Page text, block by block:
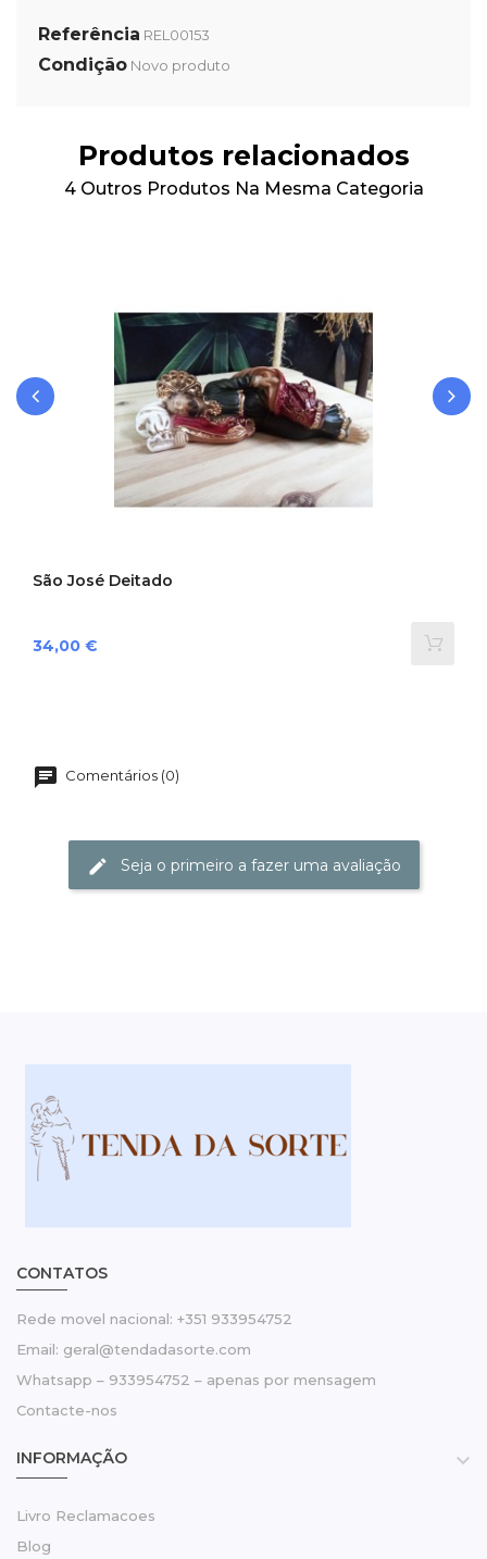
Referência REL00153
Condição Novo produto
Produtos relacionados
4 Outros Produtos Na Mesma Categoria
São José Deitado
Preço
34,00 €
Comentários (0)
Seja o primeiro a fazer uma avaliação
CONTATOS
Rede movel nacional: +351 933954752
Email: geral@tendadasorte.com
Whatsapp – 933954752 – apenas por mensagem
Contacte-nos
INFORMAÇÃO 
Livro Reclamacoes
Blog